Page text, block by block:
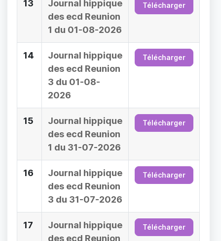
13
Journal hippique
des ecd Reunion
1 du 01-08-2026
Télécharger
14
Journal hippique
des ecd Reunion
3 du 01-08-
2026
Télécharger
15
Journal hippique
des ecd Reunion
1 du 31-07-2026
Télécharger
16
Journal hippique
des ecd Reunion
3 du 31-07-2026
Télécharger
17
Journal hippique
des ecd Reunion
Télécharger